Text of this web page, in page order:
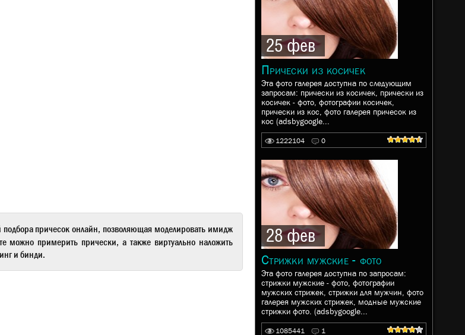
причесок онлайн, позволяющая моделировать имидж
можно примерить прически, а также виртуально наложить
и бинди.
25 фев
Прически из косичек
Эта фото галерея доступна по следующим
запросам: прически из косичек, прически из
косичек - фото, фотографии косичек,
прически из кос, фото галерея причесок из
кос (adsbygoogle...
1222104 0
28 фев
Стрижки мужские - фото
Эта фото галерея доступна по запросам:
стрижки мужские - фото, фотографии
мужских стрижек, стрижки для мужчин, фото
галерея мужских стрижек, модные мужские
стрижки фото. (adsbygoogle...
1085441 1